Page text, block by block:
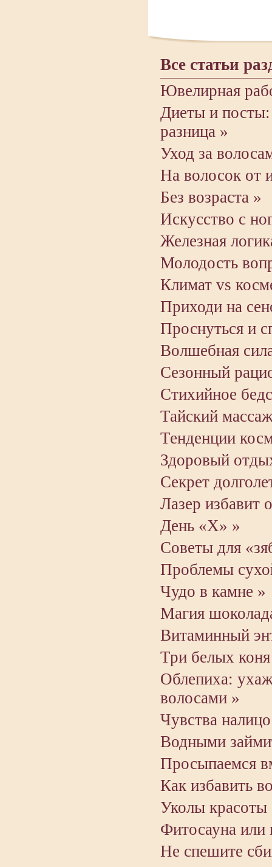
Все статьи
Ювелирная
Диеты и
разница »
Уход за
На волосок от
Без возраста »
Искусство с
Железная
Молодость
Климат vs
Приходи на
Проснуться и
Волшебная
Сезонный
Стихийное
Тайский
Тенденции
Здоровый
Секрет
Лазер избавит
День «X» »
Советы для
Проблемы
Чудо в камне »
Магия
Витаминный
Три белых
Облепиха:
волосами »
Чувства
Водными
Просыпаемся
Как избавить
Уколы красоты
Фитосауна или
Не спешите